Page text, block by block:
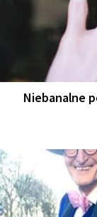
Niebanalne